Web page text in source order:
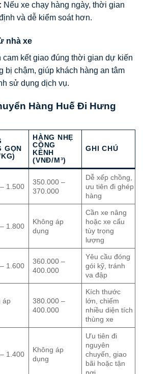
Nếu xe chạy hàng ngày, thời gian
và dễ kiểm soát hơn.
nhà xe
cam kết giao đúng thời gian dự kiến
bị chậm, giúp khách hàng an tâm
sử dụng dịch vụ.
Hàng Huế Đi Hưng
GỌN
HÀNG NHẸ
CỒNG
KỀNH
(VNĐ/M³)
GHI CHÚ
1.500
350.000 –
370.000
Dễ xếp chồng,
ưu tiên đi ghép
hàng
1.800
Không áp
dụng
Cần xe nâng
hoặc xe cẩu
tùy trọng
lượng
1.600
360.000 –
400.000
Yêu cầu đóng
gói kỹ, tránh
va đập
áp
380.000 –
400.000
Kích thước
lớn, chiếm
nhiều diện tích
thùng xe
1.400
Không áp
dụng
Ưu tiên đi
nguyên
chuyến, giao
bãi hoặc tận
nơi